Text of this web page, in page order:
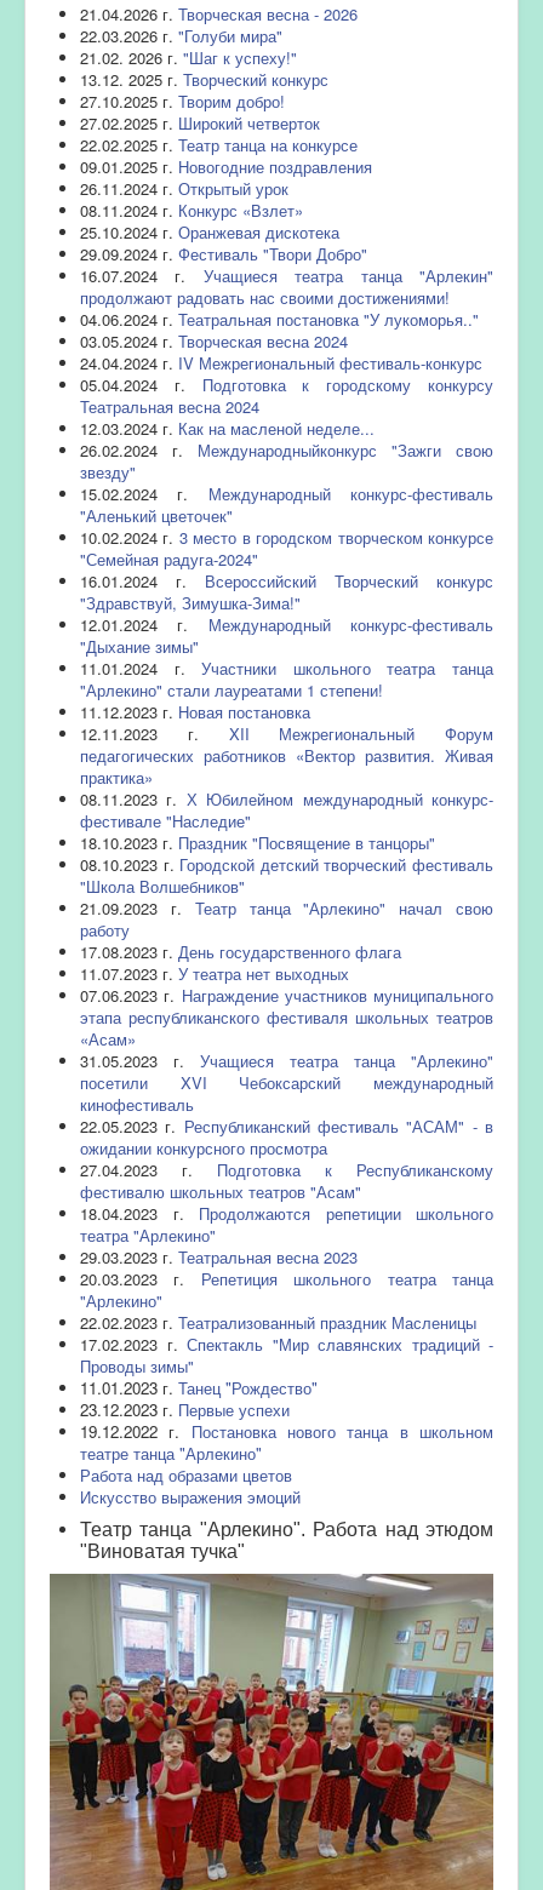
21.04.2026 г. Творческая весна - 2026
22.03.2026 г. "Голуби мира"
21.02. 2026 г. "Шаг к успеху!"
13.12. 2025 г. Творческий конкурс
27.10.2025 г. Творим добро!
27.02.2025 г. Широкий четверток
22.02.2025 г. Театр танца на конкурсе
09.01.2025 г. Новогодние поздравления
26.11.2024 г. Открытый урок
08.11.2024 г. Конкурс «Взлет»
25.10.2024 г. Оранжевая дискотека
29.09.2024 г. Фестиваль "Твори Добро"
16.07.2024 г. Учащиеся театра танца "Арлекин"
продолжают радовать нас своими достижениями!
04.06.2024 г. Театральная постановка "У лукоморья.."
03.05.2024 г. Творческая весна 2024
24.04.2024 г. IV Межрегиональный фестиваль-конкурс
05.04.2024 г. Подготовка к городскому конкурсу
Театральная весна 2024
12.03.2024 г. Как на масленой неделе...
26.02.2024 г. Международныйконкурс "Зажги свою
звезду"
15.02.2024 г. Международный конкурс-фестиваль
"Аленький цветочек"
10.02.2024 г. 3 место в городском творческом конкурсе
"Семейная радуга-2024"
16.01.2024 г. Всероссийский Творческий конкурс
"Здравствуй, Зимушка-Зима!"
12.01.2024 г. Международный конкурс-фестиваль
"Дыхание зимы"
11.01.2024 г.Участники школьного театра танца
"Арлекино" стали лауреатами 1 степени!
11.12.2023 г. Новая постановка
12.11.2023 г. XII Межрегиональный Форум
педагогических работников «Вектор развития. Живая
практика»
08.11.2023 г. Х Юбилейном международный конкурс-
фестивале "Наследие"
18.10.2023 г. Праздник "Посвящение в танцоры"
08.10.2023 г. Городской детский творческий фестиваль
"Школа Волшебников"
21.09.2023 г. Театр танца "Арлекино" начал свою
работу
17.08.2023 г. День государственного флага
11.07.2023 г. У театра нет выходных
07.06.2023 г. Награждение участников муниципального
этапа республиканского фестиваля школьных театров
«Асам»
31.05.2023 г. Учащиеся театра танца "Арлекино"
посетили XVI Чебоксарский международный
кинофестиваль
22.05.2023 г. Республиканский фестиваль "АСАМ" - в
ожидании конкурсного просмотра
27.04.2023 г. Подготовка к Республиканскому
фестивалю школьных театров "Асам"
18.04.2023 г. Продолжаются репетиции школьного
театра "Арлекино"
29.03.2023 г. Театральная весна 2023
20.03.2023 г. Репетиция школьного театра танца
"Арлекино"
22.02.2023 г. Театрализованный праздник Масленицы
17.02.2023 г. Спектакль "Мир славянских традиций -
Проводы зимы"
11.01.2023 г. Танец "Рождество"
23.12.2023 г. Первые успехи
19.12.2022 г. Постановка нового танца в школьном
театре танца "Арлекино"
Работа над образами цветов
Искусство выражения эмоций
Театр танца "Арлекино". Работа над этюдом
"Виноватая тучка"